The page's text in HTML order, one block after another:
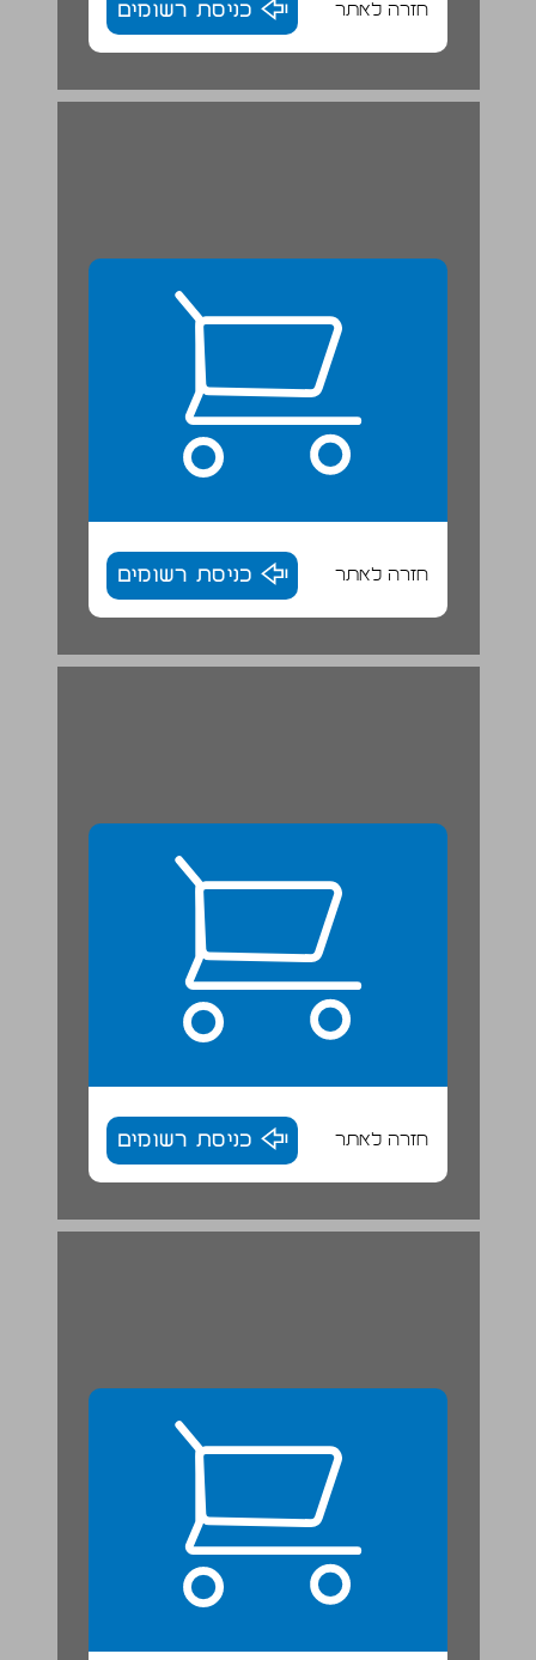
חזרה לאתר כניסת רשומים
חזרה לאתר כניסת רשומים
חזרה לאתר כניסת רשומים